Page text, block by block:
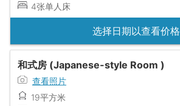
4张单人床
选择日期以查看价格
和式房 (Japanese-style Room )
查看照片
19平方米